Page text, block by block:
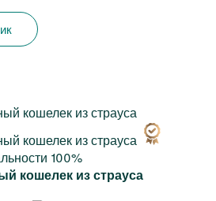
100%
кошелек из страуса